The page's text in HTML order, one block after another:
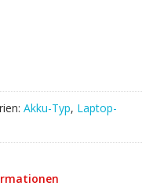
Akku-Typ, Laptop-